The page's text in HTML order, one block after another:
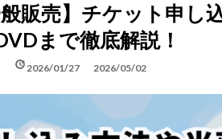
般販売】チケット申し
まで徹底解説！
schedule2026/01/27
update 2026/05/02